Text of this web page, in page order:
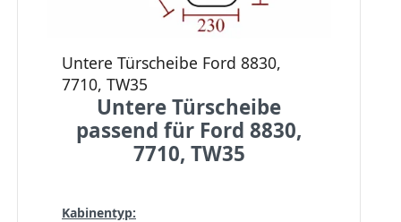
Untere Türscheibe Ford 8830,
7710, TW35
Untere Türscheibe
passend für Ford 8830,
7710, TW35
Kabinentyp: